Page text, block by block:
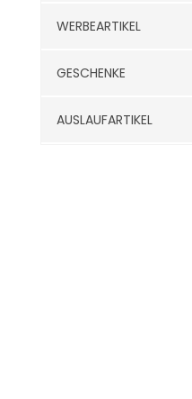
WERBEARTIKEL
GESCHENKE
AUSLAUFARTIKEL